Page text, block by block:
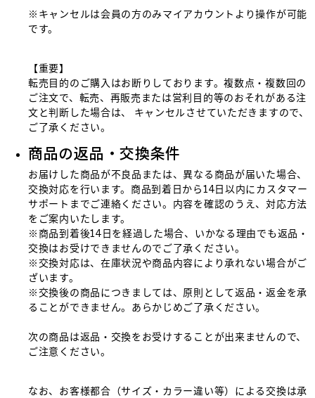
※キャンセルは会員の方のみマイアカウントより操作が可能
です。
【重要】
転売目的のご購入はお断りしております。複数点・複数回の
ご注文で、転売、再販売または営利目的等のおそれがある注
文と判断した場合は、 キャンセルさせていただきますので、
ご了承ください。
商品の返品・交換条件
お届けした商品が不良品または、異なる商品が届いた場合、
交換対応を行います。商品到着日から14日以内にカスタマー
サポートまでご連絡ください。内容を確認のうえ、対応方法
をご案内いたします。
※商品到着後14日を経過した場合、いかなる理由でも返品・
交換はお受けできませんのでご了承ください。
※交換対応は、在庫状況や商品内容により承れない場合がご
ざいます。
※交換後の商品につきましては、原則として返品・返金を承
ることができません。あらかじめご了承ください。
次の商品は返品・交換をお受けすることが出来ませんので、
ご注意ください。
なお、お客様都合（サイズ・カラー違い等）による交換は承